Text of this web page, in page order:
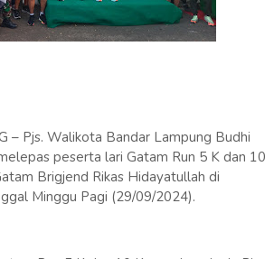
– Pjs. Walikota Bandar Lampung Budhi
peserta lari Gatam Run 5 K dan 10
Brigjend Rikas Hidayatullah di
Minggu Pagi (29/09/2024).